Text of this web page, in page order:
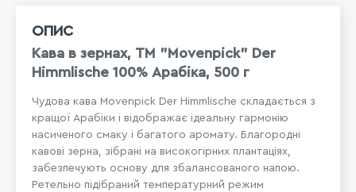
ОПИС
Кава в зернах, TM "Movenpick" Der
Himmlische 100% Арабіка, 500 г
Чудова кава Movenpick Der Himmlische складається з
кращої Арабіки і відображає ідеальну гармонію
насиченого смаку і багатого аромату. Благородні
кавові зерна, зібрані на високогірних плантаціях,
забезпечують основу для збалансованого напою.
Ретельно підібраний температурний режим